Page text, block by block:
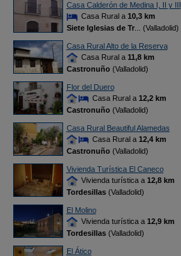
Casa Calderón de Medina I, II y III
Casa Rural a 10,3 km
Siete Iglesias de Tr... (Valladolid)
Casa Rural Alto de la Reserva
Casa Rural a 11,8 km
Castronuño(Valladolid)
Flor del Duero
Casa Rural a 12,2 km
Castronuño(Valladolid)
Casa Rural Beautiful Alamedas
Casa Rural a 12,4 km
Castronuño(Valladolid)
Vivienda Turística El Caneco
Vivienda turística a 12,8 km
Tordesillas(Valladolid)
El Molino
Vivienda turística a 12,9 km
Tordesillas(Valladolid)
El Ático